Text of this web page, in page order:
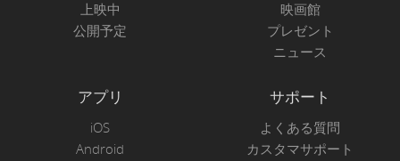
上映中
公開予定
映画館
プレゼント
ニュース
アプリ
iOS
Android
サポート
よくある質問
カスタマサポート